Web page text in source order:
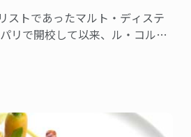
ストであったマルト・ディステ
リで開校して以来、ル・コルド
革新を起こし次世代の育成に